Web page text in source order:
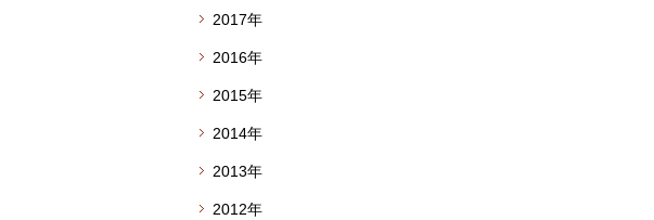
2017年
2016年
2015年
2014年
2013年
2012年